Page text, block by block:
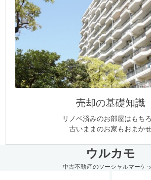
売却の基礎知識
リノベ済みのお部屋はもち
古いままのお家もおまか
ウルカモ
中古不動産のソーシャルマーケ